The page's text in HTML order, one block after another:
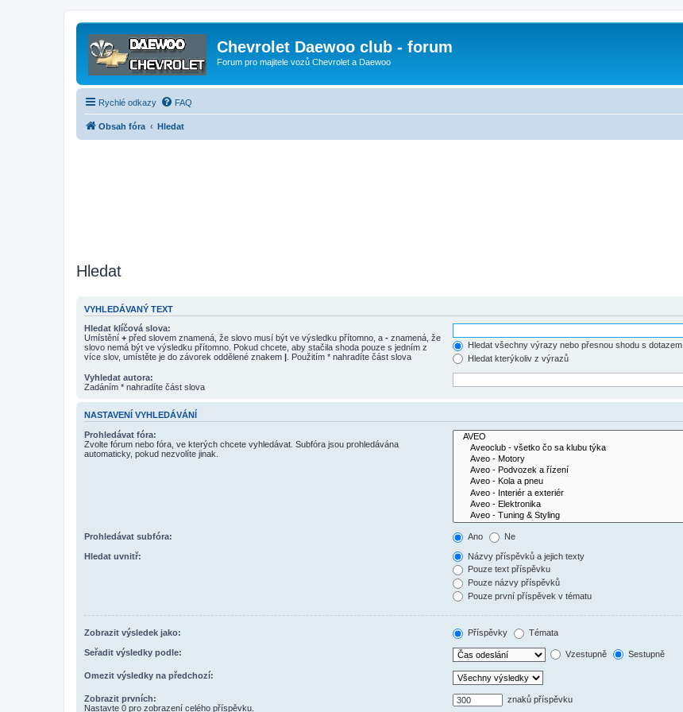
Chevrolet Daewoo club - forum
Forum pro majitele vozů Chevrolet a Daewoo
Rychlé odkazy FAQ
Obsah fóra Hledat
Hledat
VYHLEDÁVANÝ TEXT
Hledat klíčová slova:
Umístění + před slovem znamená, že slovo musí být ve výsledku přítomno, a - znamená, že
slovo nemá být ve výsledku přítomno. Pokud chcete, aby stačila shoda pouze s jedním z
více slov, umístěte je do závorek oddělené znakem | . Použitím * nahradíte část slova
Hledat všechny výrazy nebo přesnou shodu s dotazem
Hledat kterýkoliv z výrazů
Vyhledat autora:
Zadáním * nahradíte část slova
NASTAVENÍ VYHLEDÁVÁNÍ
Prohledávat fóra:
Zvolte fórum nebo fóra, ve kterých chcete vyhledávat. Subfóra jsou prohledávána
automaticky, pokud nezvolíte jinak.
Prohledávat subfóra: Ano Ne
Hledat uvnitř:
Názvy příspěvků a jejich texty
Pouze text příspěvku
Pouze názvy příspěvků
Pouze první příspěvek v tématu
Zobrazit výsledek jako: Příspěvky Témata
Seřadit výsledky podle: Vzestupně Sestupně
Omezit výsledky na předchozí:
Zobrazit prvních:
Nastavte 0 pro zobrazení celého příspěvku.
znaků příspěvku